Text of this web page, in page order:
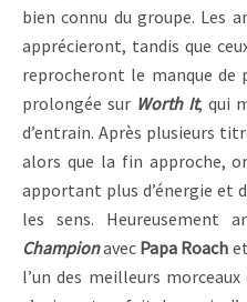
bien connu du groupe. Les
apprécieront, tandis que
reprocheront le manque de
prolongée sur Worth It, qui
d’entrain. Après plusieurs
alors que la fin approche,
apportant plus d’énergie et
les sens. Heureusement
Championavec Papa Roach et
l’un des meilleurs